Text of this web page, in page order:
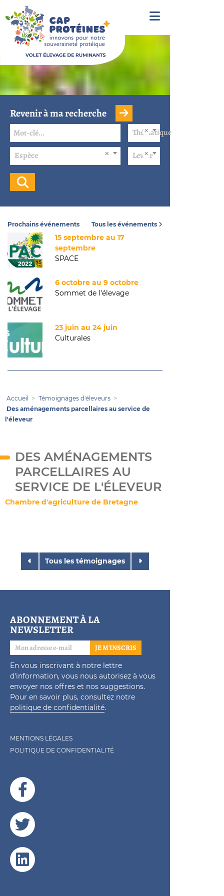
Revenir à ma recherche
Thématique
Espèce Levier
Prochains événements
15 septembre au 17
septembre
SPACE
6 octobre au 9 octobre
Sommet de l'élevage
23 juin au 24 juin
Culturales
Tous les événements
Accueil
Témoignages d'éleveurs
Des aménagements parcellaires au service de
l'éleveur
DES AMÉNAGEMENTS
PARCELLAIRES AU
SERVICE DE L'ÉLEVEUR
Chambre d'agriculture de Bretagne
Tous les témoignages
ABONNEMENT À LA
NEWSLETTER
JE M'INSCRIS
En vous inscrivant à notre lettre
d'information, vous nous autorisez à vous
envoyer nos offres et nos suggestions.
Pour en savoir plus, consultez notre
politique de confidentialité.
MENTIONS LÉGALES
POLITIQUE DE CONFIDENTIALITÉ